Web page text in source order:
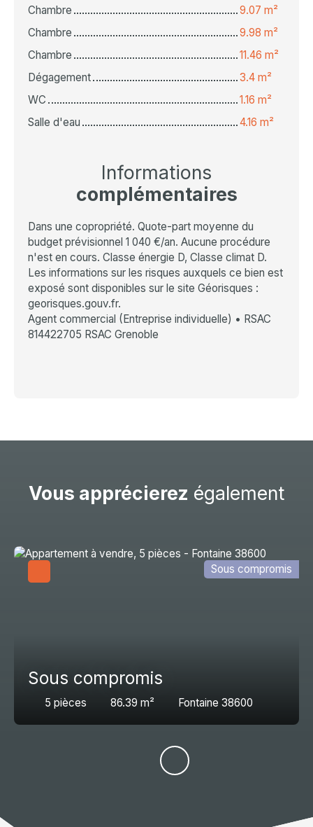
Chambre
9.07 m²
Chambre
9.98 m²
Chambre
11.46 m²
Dégagement
3.4 m²
WC
1.16 m²
Salle d'eau
4.16 m²
Informations
complémentaires
Dans une copropriété. Quote-part moyenne du
budget prévisionnel 1 040 €/an. Aucune procédure
n'est en cours. Classe énergie D, Classe climat D.
Les informations sur les risques auxquels ce bien est
exposé sont disponibles sur le site Géorisques :
georisques.gouv.fr.
Agent commercial (Entreprise individuelle) • RSAC
814422705 RSAC Grenoble
Vous apprécierez également
Sous compromis
5 pièces 86.39 m² Fontaine 38600
Sous compromis